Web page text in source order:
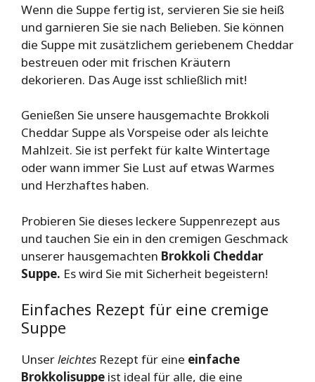
Wenn die Suppe fertig ist, servieren Sie sie heiß
und garnieren Sie sie nach Belieben. Sie können
die Suppe mit zusätzlichem geriebenem Cheddar
bestreuen oder mit frischen Kräutern
dekorieren. Das Auge isst schließlich mit!
Genießen Sie unsere hausgemachte Brokkoli
Cheddar Suppe als Vorspeise oder als leichte
Mahlzeit. Sie ist perfekt für kalte Wintertage
oder wann immer Sie Lust auf etwas Warmes
und Herzhaftes haben.
Probieren Sie dieses leckere Suppenrezept aus
und tauchen Sie ein in den cremigen Geschmack
unserer hausgemachten Brokkoli Cheddar
Suppe. Es wird Sie mit Sicherheit begeistern!
Einfaches Rezept für eine cremige
Suppe
Unserleichtes Rezept für eine einfache
Brokkolisuppe ist ideal für alle, die eine